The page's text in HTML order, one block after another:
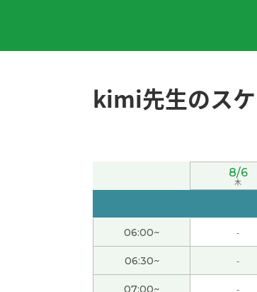
我高中的时候最喜欢的科目就是
今天很热。阳光非常强。出门有
周末愉快！下节课见。 ( 50代 男性 )
能够了解“三道茶”的寓意，让我
我想更加努力地学习，能够多说
我属于运动后容易长肌肉的体质
今天辛苦了～。祝你周末愉快！(
kimi先生のス
8/6
木
06:00~ -
06:30~ -
07:00~ -